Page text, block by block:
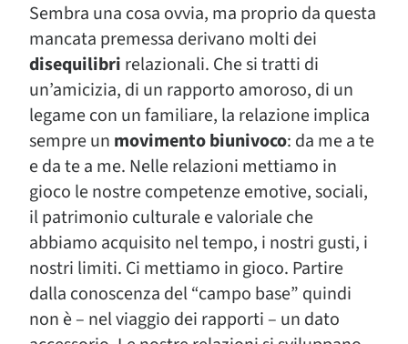
Sembra una cosa ovvia, ma proprio da questa
mancata premessa derivano molti dei
disequilibri relazionali. Che si tratti di
un’amicizia, di un rapporto amoroso, di un
legame con un familiare, la relazione implica
sempre un movimento biunivoco: da me a te
e da te a me. Nelle relazioni mettiamo in
gioco le nostre competenze emotive, sociali,
il patrimonio culturale e valoriale che
abbiamo acquisito nel tempo, i nostri gusti, i
nostri limiti. Ci mettiamo in gioco. Partire
dalla conoscenza del “campo base” quindi
non è – nel viaggio dei rapporti – un dato